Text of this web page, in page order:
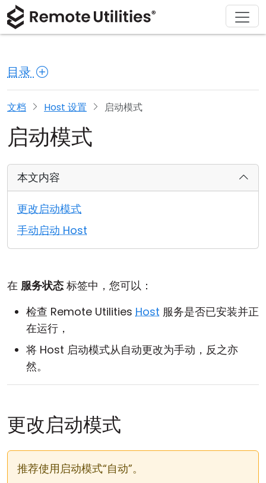
目录
文档 Host 设置 启动模式
启动模式
本文内容
更改启动模式
手动启动 Host
在 服务状态标签中，您可以：
检查 Remote Utilities Host 服务是否已安装并正
在运行，
将 Host 启动模式从自动更改为手动，反之亦
然。
更改启动模式
推荐使用启动模式“自动”。
产品
安全性
截图
发行说明
连接模式
无人值守访问
Active Directory 支持
MSI 配置
云和本地
解决方案
制造业与零售
医疗保健
教育与政府
信息技术
下载
macOS
Linux
iOS/Android
购买
许可证助手
升级您的许可证
支持
文档
知识库
关于
新闻发布室
撰写评论